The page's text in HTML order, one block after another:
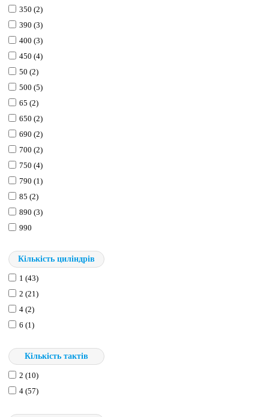
350 (2)
390 (3)
400 (3)
450 (4)
50 (2)
500 (5)
65 (2)
650 (2)
690 (2)
700 (2)
750 (4)
790 (1)
85 (2)
890 (3)
990
Кількість циліндрів
1 (43)
2 (21)
4 (2)
6 (1)
Кількість тактів
2 (10)
4 (57)